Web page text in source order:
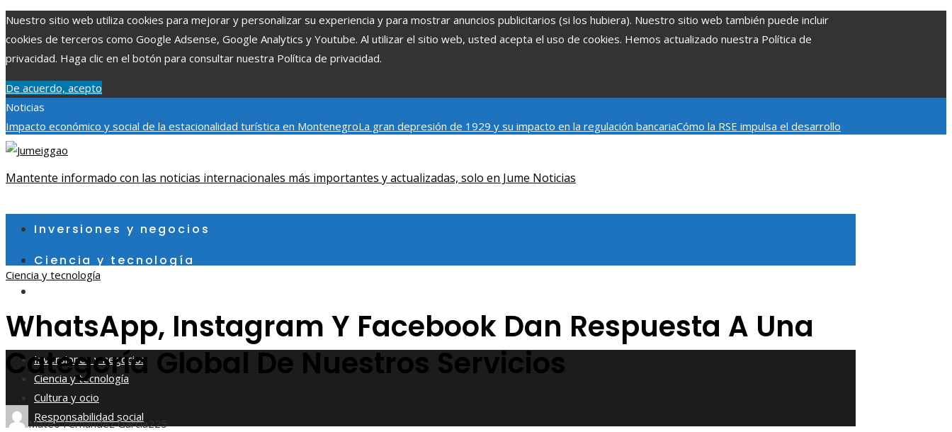
Nuestro sitio web utiliza cookies para mejorar y personalizar su experiencia y para mostrar anuncios publicitarios (si los hubiera). Nuestro sitio web también puede incluir
cookies de terceros como Google Adsense, Google Analytics y Youtube. Al utilizar el sitio web, usted acepta el uso de cookies. Hemos actualizado nuestra Política de
privacidad. Haga clic en el botón para consultar nuestra Política de privacidad.
De acuerdo, acepto
Noticias
Impacto económico y social de la estacionalidad turística en MontenegroLa gran depresión de 1929 y su impacto en la regulación bancariaCómo la RSE impulsa el desarrollo
social y ambiental en comunidades chilenas
domingo, agosto 9
Mantente informado con las noticias internacionales más importantes y actualizadas, solo en Jume Noticias
Inversiones y negocios
Ciencia y tecnología
Responsabilidad social
Inversiones y negocios
Ciencia y tecnología
Cultura y ocio
Responsabilidad social
Ciencia y tecnología
WhatsApp, Instagram Y Facebook Dan Respuesta A Una
Categoría Global De Nuestros Servicios
Mateo Fernández García225